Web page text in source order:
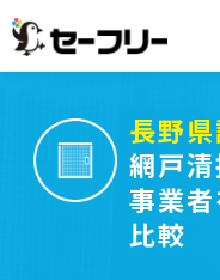
長野
網戸
事業
比較